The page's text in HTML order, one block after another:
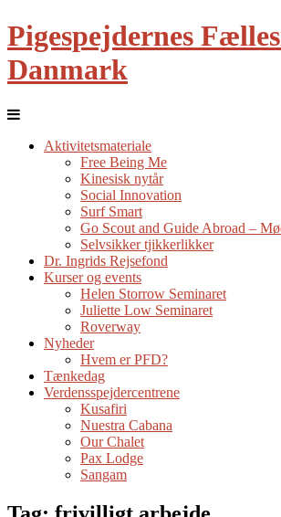
Pigespejdernes
Danmark
Aktivitetsmateriale
Free Being Me
Kinesisk nytår
Social Innovation
Surf Smart
Go Scout and Guide Abroad –
Selvsikker tjikkerlikker
Dr. Ingrids Rejsefond
Kurser og events
Helen Storrow Seminaret
Juliette Low Seminaret
Roverway
Nyheder
Hvem er PFD?
Tænkedag
Verdensspejdercentrene
Kusafiri
Nuestra Cabana
Our Chalet
Pax Lodge
Sangam